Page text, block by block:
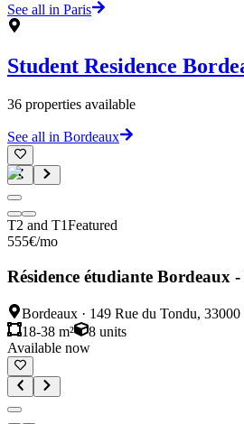
See all in Paris
Student Residence
36 properties available
See all in Bordeaux
T2 and T1Featured
555€/mo
Résidence étudiante Bordeaux
Bordeaux · 149 Rue du Tondu,
18-38 m²
8 units
Available now